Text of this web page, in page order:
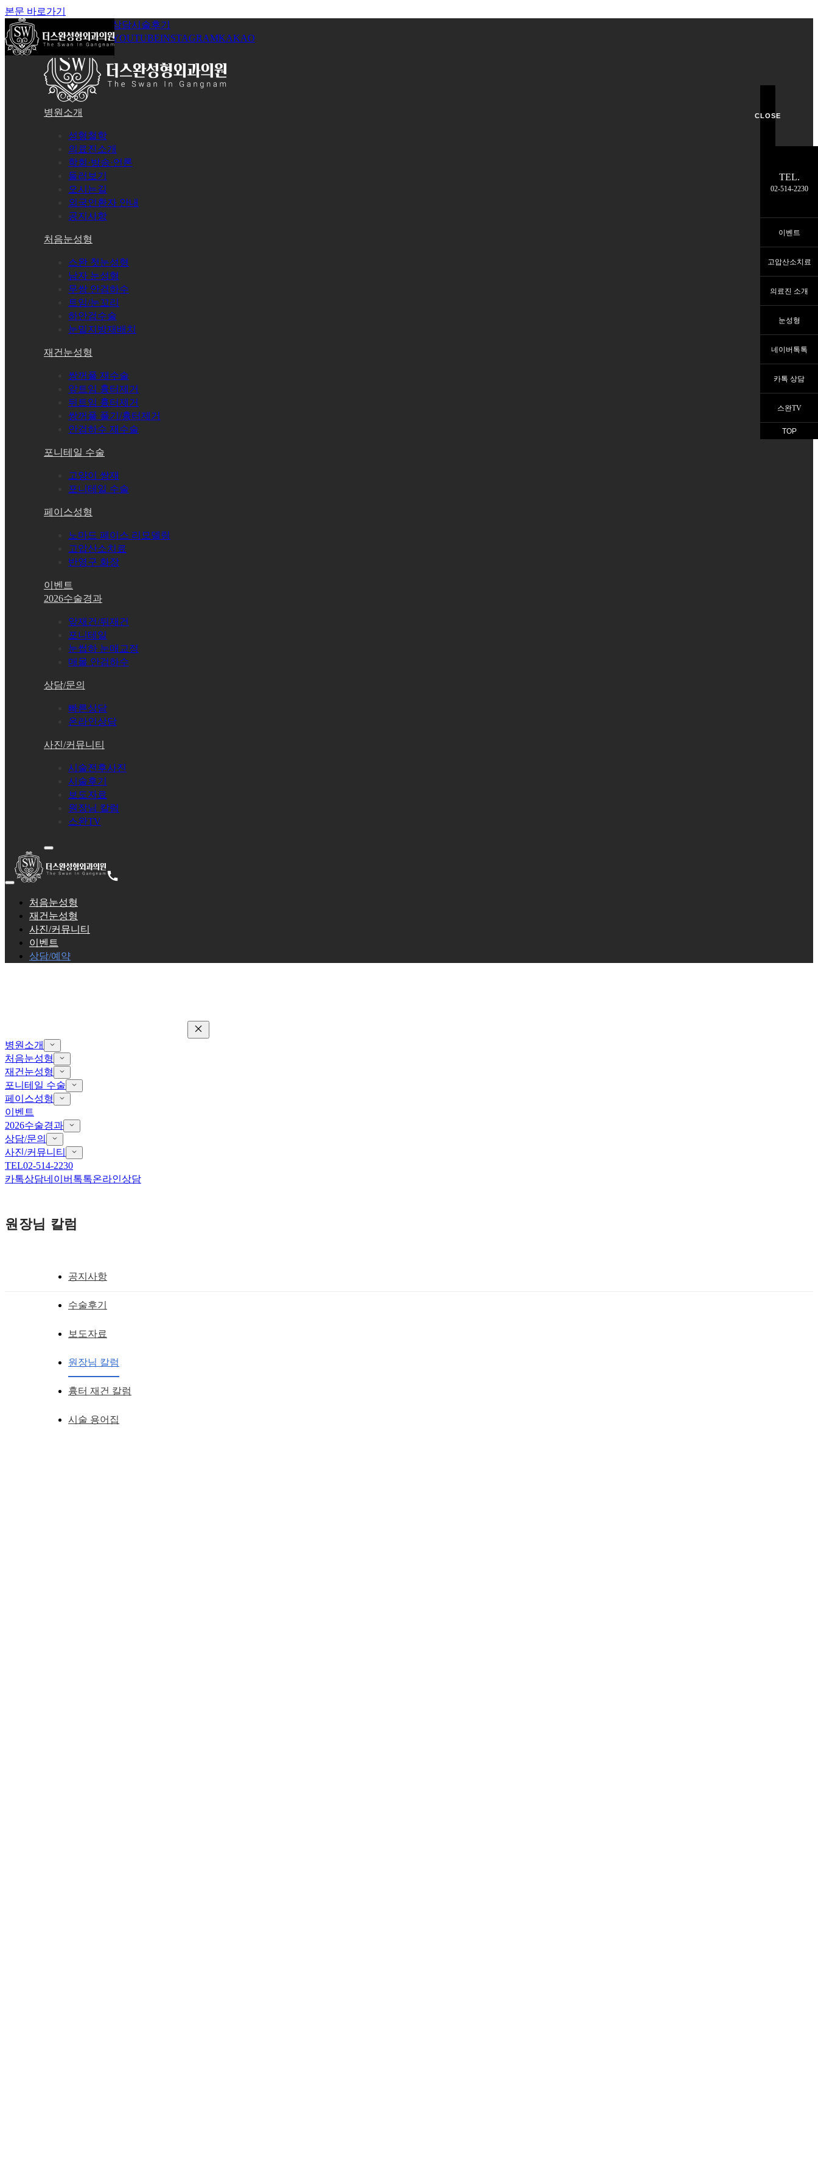
본문 바로가기
온라인상담시술후기
로그인회원가입YOUTUBEINSTAGRAMKAKAO
병원소개
성형철학
의료진소개
학회·방송·언론
둘러보기
오시는길
외국인환자 안내
공지사항
처음눈성형
스완 첫눈성형
남자 눈성형
무쌍 안검하수
트임/눈꼬리
하안검수술
눈밑지방재배치
재건눈성형
쌍꺼풀 재수술
앞트임 흉터제거
뒤트임 흉터제거
쌍꺼풀 풀기/흉터제거
안검하수 재수술
포니테일 수술
고양이 쌍재
포니테일 수술
페이스성형
노마드 페이스 리모델링
고압산소치료
반영구 화장
이벤트
2026수술경과
앞재건/뒤재건
포니테일
눈썹하 눈매교정
매몰 안검하수
상담/문의
빠른상담
온라인상담
사진/커뮤니티
시술전후사진
시술후기
보도자료
원장님 칼럼
스완TV
처음눈성형
재건눈성형
사진/커뮤니티
이벤트
상담/예약
병원소개
처음눈성형
재건눈성형
포니테일 수술
페이스성형
이벤트
2026수술경과
상담/문의
사진/커뮤니티
TEL02-514-2230
카톡상담네이버톡톡온라인상담
원장님 칼럼
공지사항
수술후기
보도자료
원장님 칼럼
흉터 재건 칼럼
시술 용어집
안검하수눈매교정 되찾은 기능성과 완성된 호감형
작성일 2019.03.22
CLOSE
TEL.
02-514-2230
이벤트
고압산소치료
의료진 소개
눈성형
네이버톡톡
카톡 상담
스완TV
TOP